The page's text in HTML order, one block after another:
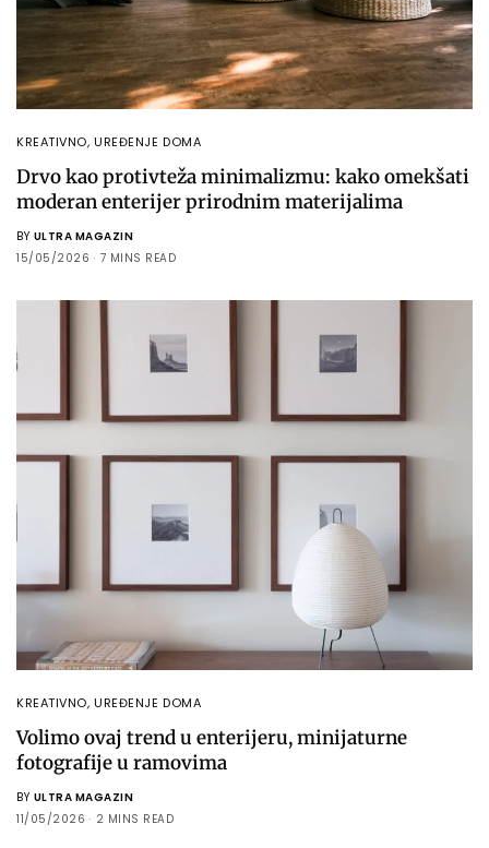
KREATIVNO,UREĐENJE DOMA
Drvo kao protivteža minimalizmu: kako omekšati
moderan enterijer prirodnim materijalima
BY ULTRA MAGAZIN
15/05/2026
7 MINS READ
KREATIVNO,UREĐENJE DOMA
Volimo ovaj trend u enterijeru, minijaturne
fotografije u ramovima
BY ULTRA MAGAZIN
11/05/2026
2 MINS READ